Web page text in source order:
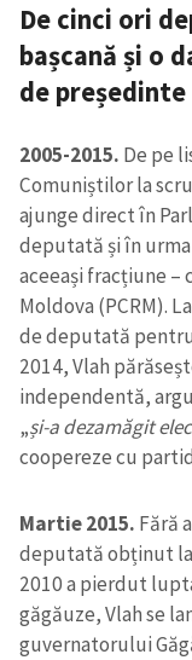
De cinci ori
bașcană și o
de
2005-2015. De pe
Comuniștilor la
ajunge direct în
deputată și în
aceeași fracțiune –
Moldova (PCRM).
de deputată
2014, Vlah
independentă,
„și-a dezamăgit
coopereze cu
Martie 2015. Fără
deputată obținut
2010 a pierdut
găgăuze, Vlah se
guvernatorului